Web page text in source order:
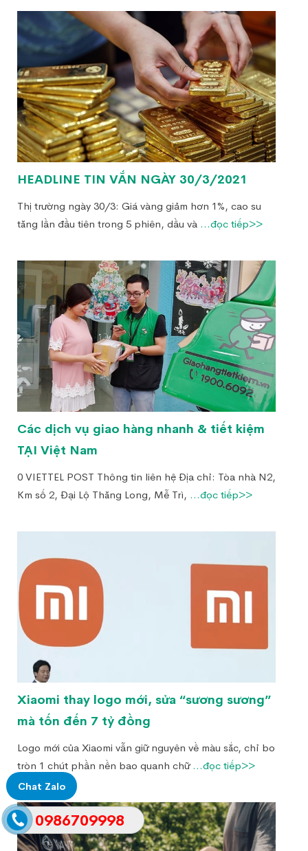
HEADLINE TIN VẮN NGÀY 30/3/2021
Thị trường ngày 30/3: Giá vàng giảm hơn 1%, cao su
tăng lần đầu tiên trong 5 phiên, dầu và ...đọc tiếp>>
Các dịch vụ giao hàng nhanh & tiết kiệm
TẠI Việt Nam
0 VIETTEL POST Thông tin liên hệ Địa chỉ: Tòa nhà N2,
Km số 2, Đại Lộ Thăng Long, Mễ Trì, ...đọc tiếp>>
Xiaomi thay logo mới, sửa “sương sương”
mà tốn đến 7 tỷ đồng
Logo mới của Xiaomi vẫn giữ nguyên về màu sắc, chỉ bo
tròn 1 chút phần nền bao quanh chữ ...đọc tiếp>>
Chat Zalo
0986709998